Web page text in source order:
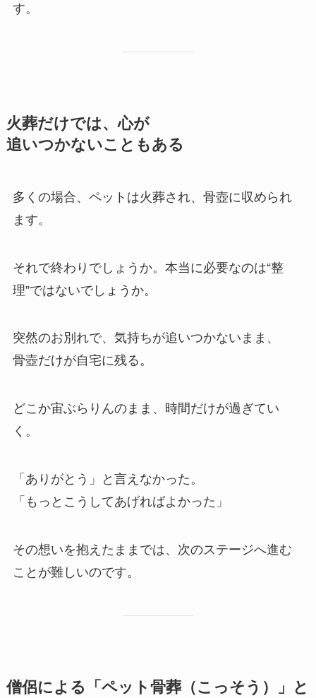
す。
火葬だけでは、​心が​
追いつかないこともある
多くの場合、ペットは火葬され、骨壺に収められ
ます。
それで終わりでしょうか。本当に必要なのは“整
理”ではないでしょうか。
突然のお別れで、気持ちが追いつかないまま、
骨壺だけが自宅に残る。
どこか宙ぶらりんのまま、時間だけが過ぎてい
く。
「ありがとう」と言えなかった。
「もっとこうしてあげればよかった」
その想いを抱えたままでは、次のステージへ進む
ことが難しいのです。
僧侶に​よる​「ペット骨葬​（こっそう）」と​